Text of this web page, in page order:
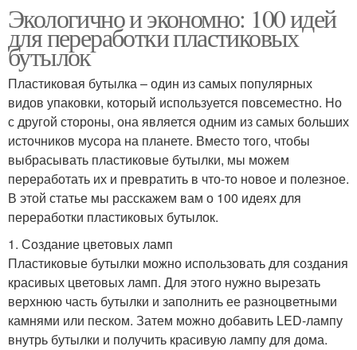
Экологично и экономно: 100 идей
для переработки пластиковых
бутылок
Пластиковая бутылка – один из самых популярных
видов упаковки, который используется повсеместно. Но
с другой стороны, она является одним из самых больших
источников мусора на планете. Вместо того, чтобы
выбрасывать пластиковые бутылки, мы можем
переработать их и превратить в что-то новое и полезное.
В этой статье мы расскажем вам о 100 идеях для
переработки пластиковых бутылок.
1. Создание цветовых ламп
Пластиковые бутылки можно использовать для создания
красивых цветовых ламп. Для этого нужно вырезать
верхнюю часть бутылки и заполнить ее разноцветными
камнями или песком. Затем можно добавить LED-лампу
внутрь бутылки и получить красивую лампу для дома.